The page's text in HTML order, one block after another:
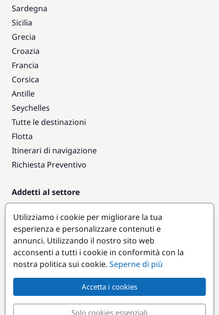
Sardegna
Sicilia
Grecia
Croazia
Francia
Corsica
Antille
Seychelles
Tutte le destinazioni
Flotta
Itinerari di navigazione
Richiesta Preventivo
Addetti al settore
Accesso armatori
Diventare partner
Destinazioni popolari
Utilizziamo i cookie per migliorare la tua
esperienza e personalizzare contenuti e
annunci. Utilizzando il nostro sito web
acconsenti a tutti i cookie in conformità con la
nostra politica sui cookie. Seperne di più
Accetta i cookies
Solo cookies essenziali